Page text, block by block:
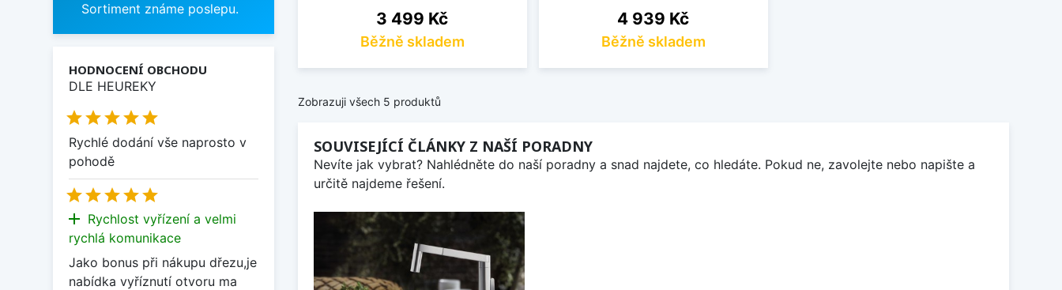
Sortiment známe poslepu.
HODNOCENÍ OBCHODU
DLE HEUREKY

Rychlé dodání vše naprosto v
pohodě

add Rychlost vyřízení a velmi
rychlá komunikace
Jako bonus při nákupu dřezu,je
nabídka vyříznutí otvoru ma
Cena
3 499 Kč
Běžně skladem
Cena
4 939 Kč
Běžně skladem
Zobrazuji všech 5 produktů
SOUVISEJÍCÍ ČLÁNKY Z NAŠÍ PORADNY
Nevíte jak vybrat? Nahlédněte do naší poradny a snad najdete, co hledáte. Pokud ne, zavolejte nebo napište a
určitě najdeme řešení.